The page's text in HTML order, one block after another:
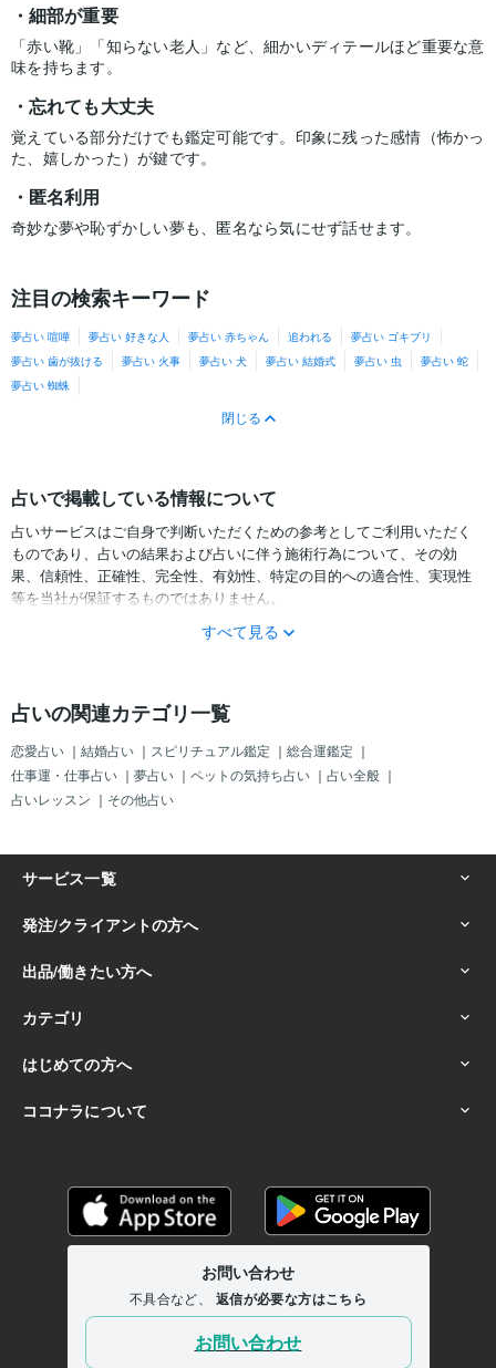
細部が重要
「赤い靴」「知らない老人」など、細かいディテールほど重要な意
味を持ちます。
忘れても大丈夫
覚えている部分だけでも鑑定可能です。印象に残った感情（怖かっ
た、嬉しかった）が鍵です。
匿名利用
奇妙な夢や恥ずかしい夢も、匿名なら気にせず話せます。
注目の検索キーワード
夢占い 喧嘩 夢占い 好きな人 夢占い 赤ちゃん 追われる
夢占い ゴキブリ
夢占い 歯が抜ける
夢占い 火事 夢占い 犬 夢占い 結婚式 夢占い 虫
夢占い 蛇
夢占い 蜘蛛
閉じる
占いで掲載している情報について
占いサービスはご自身で判断いただくための参考としてご利用いただく
ものであり、占いの結果および占いに伴う施術行為について、その効
果、信頼性、正確性、完全性、有効性、特定の目的への適合性、実現性
等を当社が保証するものではありません。
サービスの結果をどのように利用するかは、お客様ご自身の自己責任に
ずる一切の損害について、当社および情報の提供者は一切責任を負いか
すべて見る
占いの関連カテゴリ一覧
恋愛占い ｜ 結婚占い ｜ スピリチュアル鑑定 ｜ 総合運鑑定 ｜
仕事運・仕事占い ｜ 夢占い ｜ ペットの気持ち占い ｜ 占い全般 ｜
占いレッスン ｜ その他占い